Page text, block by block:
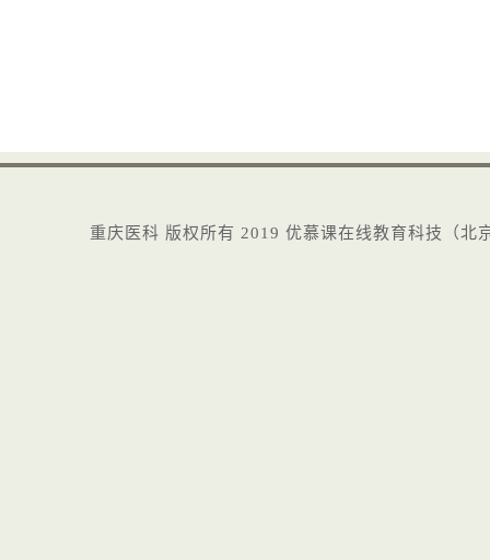
重庆医科 版权所有2019 优慕课在线教育科技（北